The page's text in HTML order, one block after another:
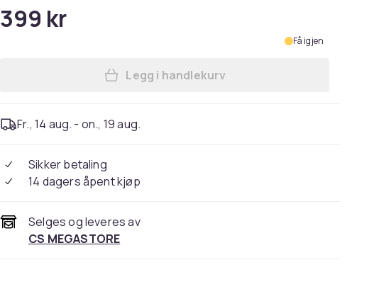
399 kr
Få igjen
Legg Clarins CLARINS JOLI BLUSH
Legg i handlekurv
Fr., 14 aug. - on., 19 aug.
Sikker betaling
14 dagers åpent kjøp
Selges og leveres av
CS MEGASTORE